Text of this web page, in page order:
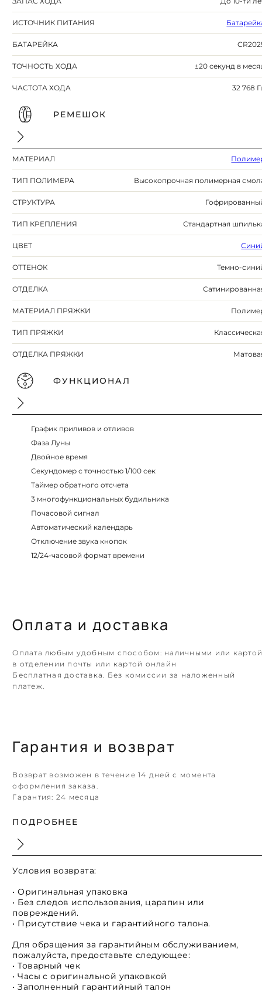
ИСТОЧНИК ПИТАНИЯ
БАТАРЕЙКА
ТОЧНОСТЬ ХОДА ±20 секунд в
ЧАСТОТА ХОДА 32 768
РЕМЕШОК
МАТЕРИАЛ
ТИП ПОЛИМЕРА Высокопрочная полимерная
СТРУКТУРА
ТИП КРЕПЛЕНИЯ Стандартная
ЦВЕТ
ОТТЕНОК Темно-
ОТДЕЛКА
МАТЕРИАЛ ПРЯЖКИ
ТИП ПРЯЖКИ
ОТДЕЛКА ПРЯЖКИ
ФУНКЦИОНАЛ
График приливов и отливов
Фаза Луны
Двойное время
Секундомер с точностью 1/100 сек
Таймер обратного отсчета
3 многофункциональных будильника
Почасовой сигнал
Автоматический календарь
Отключение звука кнопок
12/24-часовой формат времени
Оплата и доставка
Оплата любым удобным способом: наличными или
в отделении почты или картой онлайн
Бесплатная доставка. Без комиссии за наложенный
платеж.
Гарантия и возврат
Возврат возможен в течение 14 дней с момента
оформления заказа.
Гарантия: 24 месяца
ПОДРОБНЕЕ
Условия возврата:
• Оригинальная упаковка
• Без следов использования, царапин или
повреждений.
• Присутствие чека и гарантийного талона.
Для обращения за гарантийным обслуживанием,
пожалуйста, предоставьте следующее:
• Товарный чек
• Часы с оригинальной упаковкой
• Заполненный гарантийный талон